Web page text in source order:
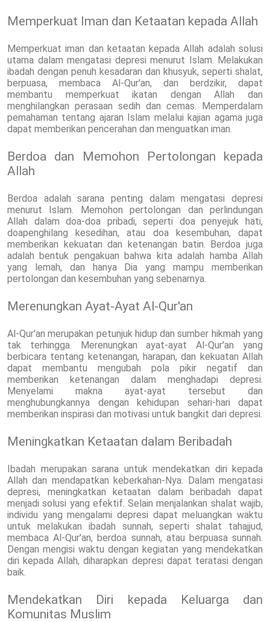
Memperkuat Iman dan Ketaatan kepada Allah
Memperkuat iman dan ketaatan kepada Allah adalah solusi
utama dalam mengatasi depresi menurut Islam. Melakukan
ibadah dengan penuh kesadaran dan khusyuk, seperti shalat,
berpuasa, membaca Al-Qur'an, dan berdzikir, dapat
membantu memperkuat ikatan dengan Allah dan
menghilangkan perasaan sedih dan cemas. Memperdalam
pemahaman tentang ajaran Islam melalui kajian agama juga
dapat memberikan pencerahan dan menguatkan iman.
Berdoa dan Memohon Pertolongan kepada
Allah
Berdoa adalah sarana penting dalam mengatasi depresi
menurut Islam. Memohon pertolongan dan perlindungan
Allah dalam doa-doa pribadi, seperti doa penyejuk hati,
doapenghilang kesedihan, atau doa kesembuhan, dapat
memberikan kekuatan dan ketenangan batin. Berdoa juga
adalah bentuk pengakuan bahwa kita adalah hamba Allah
yang lemah, dan hanya Dia yang mampu memberikan
pertolongan dan kesembuhan yang sebenarnya.
Merenungkan Ayat-Ayat Al-Qur'an
Al-Qur'an merupakan petunjuk hidup dan sumber hikmah yang
tak terhingga. Merenungkan ayat-ayat Al-Qur'an yang
berbicara tentang ketenangan, harapan, dan kekuatan Allah
dapat membantu mengubah pola pikir negatif dan
memberikan ketenangan dalam menghadapi depresi.
Menyelami makna ayat-ayat tersebut dan
menghubungkannya dengan kehidupan sehari-hari dapat
memberikan inspirasi dan motivasi untuk bangkit dari depresi.
Meningkatkan Ketaatan dalam Beribadah
Ibadah merupakan sarana untuk mendekatkan diri kepada
Allah dan mendapatkan keberkahan-Nya. Dalam mengatasi
depresi, meningkatkan ketaatan dalam beribadah dapat
menjadi solusi yang efektif. Selain menjalankan shalat wajib,
individu yang mengalami depresi dapat meluangkan waktu
untuk melakukan ibadah sunnah, seperti shalat tahajjud,
membaca Al-Qur'an, berdoa sunnah, atau berpuasa sunnah.
Dengan mengisi waktu dengan kegiatan yang mendekatkan
diri kepada Allah, diharapkan depresi dapat teratasi dengan
baik.
Mendekatkan Diri kepada Keluarga dan
Komunitas Muslim